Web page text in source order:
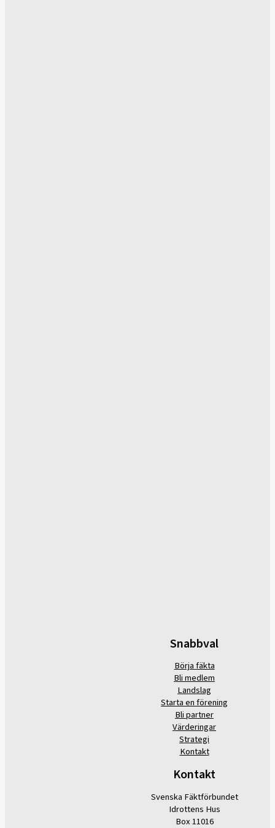
Snabbval
Börja fäkta
Bli medlem
Landslag
Starta en förening
Bli partner
Värderingar
Strategi
Kontakt
Kontakt
Svenska Fäktförbundet
Idrottens Hus
Box 11016